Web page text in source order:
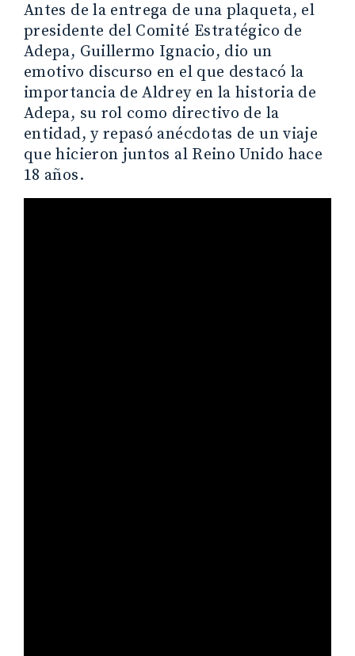
Antes de la entrega de una plaqueta, el
presidente del Comité Estratégico de
Adepa, Guillermo Ignacio, dio un
emotivo discurso en el que destacó la
importancia de Aldrey en la historia de
Adepa, su rol como directivo de la
entidad, y repasó anécdotas de un viaje
que hicieron juntos al Reino Unido hace
18 años.